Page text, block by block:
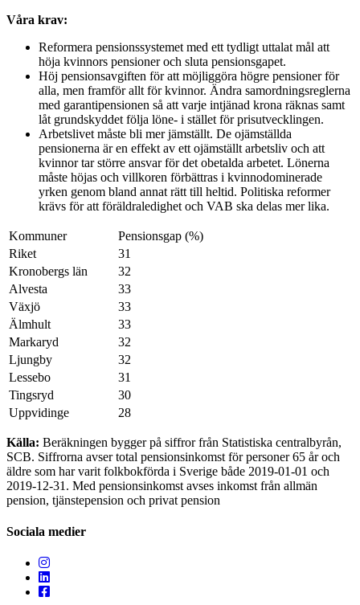
Våra krav:
Reformera pensionssystemet med ett tydligt uttalat mål att
höja kvinnors pensioner och sluta pensionsgapet.
Höj pensionsavgiften för att möjliggöra högre pensioner för
alla, men framför allt för kvinnor. Ändra samordningsreglerna
med garantipensionen så att varje intjänad krona räknas samt
låt grundskyddet följa löne- i stället för prisutvecklingen.
Arbetslivet måste bli mer jämställt. De ojämställda
pensionerna är en effekt av ett ojämställt arbetsliv och att
kvinnor tar större ansvar för det obetalda arbetet. Lönerna
måste höjas och villkoren förbättras i kvinnodominerade
yrken genom bland annat rätt till heltid. Politiska reformer
krävs för att föräldraledighet och VAB ska delas mer lika.
Kommuner
Pensionsgap (%)
Riket
31
Kronobergs län
32
Alvesta
33
Växjö
33
Älmhult
33
Markaryd
32
Ljungby
32
Lessebo
31
Tingsryd
30
Uppvidinge
28
Källa: Beräkningen bygger på siffror från Statistiska centralbyrån,
SCB. Siffrorna avser total pensionsinkomst för personer 65 år och
äldre som har varit folkbokförda i Sverige både 2019-01-01 och
2019-12-31. Med pensionsinkomst avses inkomst från allmän
pension, tjänstepension och privat pension
Sociala medier